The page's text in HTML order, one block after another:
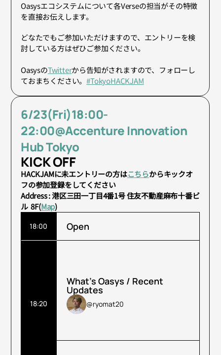
Oasysエコシステムについて各Verseの担当がその特徴
を直接お伝えします。
どなたでもご参加いただけますので、エントリーを検
討している方はぜひご参加ください。
OasysのTwitterから告知がされますので、フォローし
ておまちください。#TokyoHACKJAM
6/23(Fri)18:00-
22:00@Accenture Innovation
Hub Tokyo
KICK OFF
HACKJAMに未エントリーの方はこちらからキックオ
フの参加登録をしてください
Address : 港区三田一丁目4番1号 住友不動産麻布十番ビ
ル  8F(Map)
18:00 Open
18:20
What’s Oasys / Recent
Updates
@ryomat20